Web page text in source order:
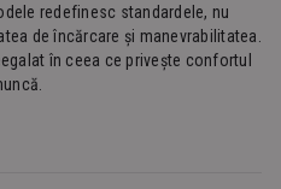
redefinesc standardele, nu
de încărcare și manevrabilitatea.
în ceea ce privește confortul